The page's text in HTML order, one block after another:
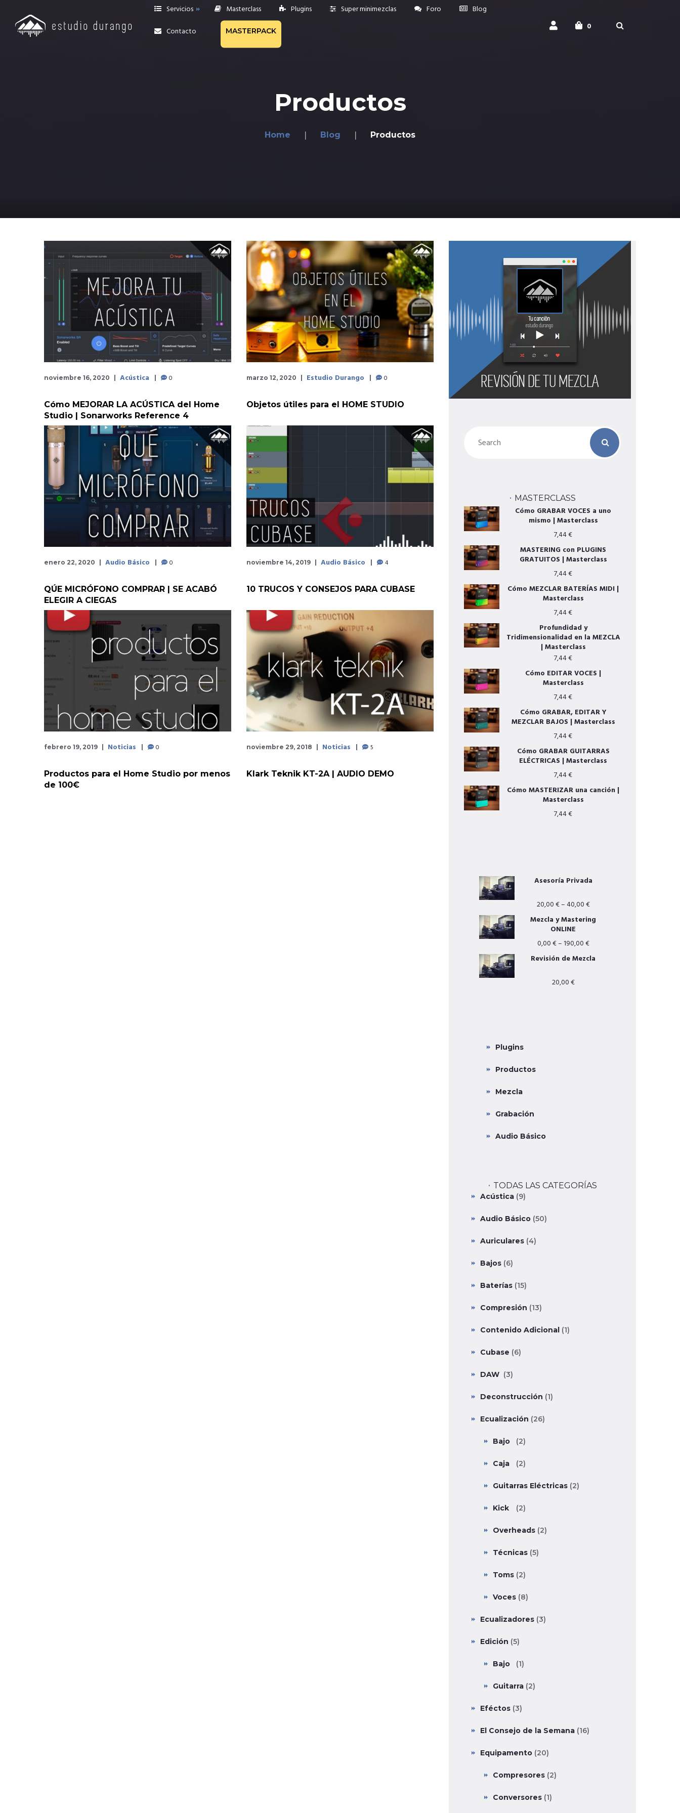
Servicios Masterclass Plugins Super minimezclas Foro
Blog
Contacto
MASTERPACK 0
Productos
Home Blog Productos
noviembre 16, 2020 Acústica 0
Cómo MEJORAR LA ACÚSTICA del Home
Studio | Sonarworks Reference 4
marzo 12, 2020 Estudio Durango 0
Objetos útiles para el HOME STUDIO
enero 22, 2020 Audio Básico 0
QÚE MICRÓFONO COMPRAR | SE ACABÓ
ELEGIR A CIEGAS
noviembre 14, 2019 Audio Básico 4
10 TRUCOS Y CONSEJOS PARA CUBASE
febrero 19, 2019 Noticias 0
Productos para el Home Studio por menos
de 100€
noviembre 29, 2018 Noticias 5
Klark Teknik KT-2A | AUDIO DEMO
MASTERCLASS
Cómo GRABAR VOCES a uno
mismo | Masterclass
7,44€
MASTERING con PLUGINS
GRATUITOS | Masterclass
7,44€
Cómo MEZCLAR BATERÍAS MIDI |
Masterclass
7,44€
Profundidad y
Tridimensionalidad en la MEZCLA
| Masterclass
7,44€
Cómo EDITAR VOCES |
Masterclass
7,44€
Cómo GRABAR, EDITAR Y
MEZCLAR BAJOS | Masterclass
7,44€
Cómo GRABAR GUITARRAS
ELÉCTRICAS | Masterclass
7,44€
Cómo MASTERIZAR una canción |
Masterclass
7,44€
Asesoría Privada
20,00€–40,00€
Mezcla y Mastering
ONLINE
0,00€–190,00€
Revisión de Mezcla
20,00€
Plugins
Productos
Mezcla
Grabación
Audio Básico
TODAS LAS CATEGORÍAS
Acústica (9)
Audio Básico (50)
Auriculares (4)
Bajos (6)
Baterías (15)
Compresión (13)
Contenido Adicional (1)
Cubase (6)
DAW (3)
Deconstrucción (1)
Ecualización (26)
Bajo (2)
Caja (2)
Guitarras Eléctricas (2)
Kick (2)
Overheads (2)
Técnicas (5)
Toms (2)
Voces (8)
Ecualizadores (3)
Edición (5)
Bajo (1)
Guitarra (2)
Eféctos (3)
El Consejo de la Semana (16)
Equipamento (20)
Compresores (2)
Conversores (1)